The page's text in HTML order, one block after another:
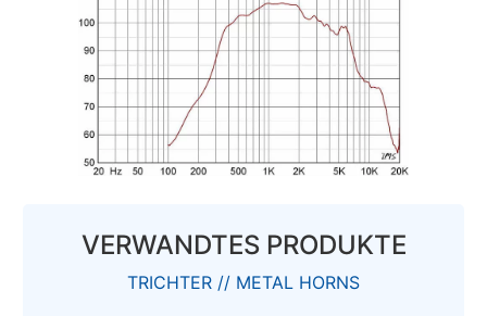
VERWANDTES PRODUKTE
TRICHTER // METAL HORNS